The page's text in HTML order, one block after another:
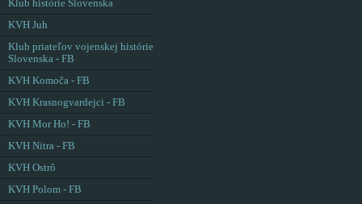
Klub histórie Slovenska
KVH Juh
Klub priateľov vojenskej histórie
Slovenska - FB
KVH Komoča - FB
KVH Krasnogvardejci - FB
KVH Mor Ho! - FB
KVH Nitra - FB
KVH Ostrô
KVH Polom - FB